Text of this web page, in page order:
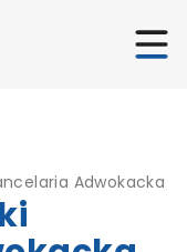
Adwokacka